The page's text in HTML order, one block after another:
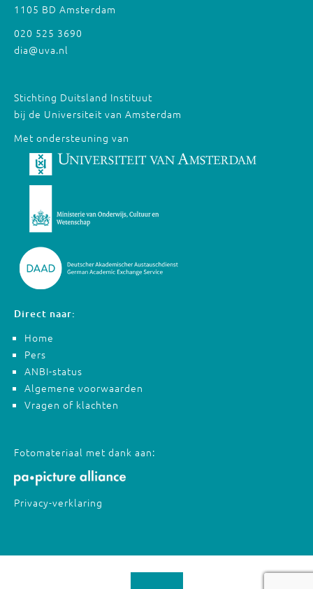
1105 BD Amsterdam
020 525 3690
dia@uva.nl
Stichting Duitsland Instituut
bij de Universiteit van Amsterdam
Met ondersteuning van
Direct naar:
Home
Pers
ANBI-status
Algemene voorwaarden
Vragen of klachten
Fotomateriaal met dank aan:
Privacy-verklaring